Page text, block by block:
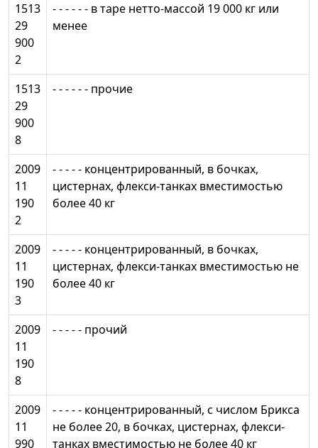
1513
29
900
2
- - - - - - в таре нетто-массой 19 000 кг или
менее
1513
29
900
8
- - - - - - прочие
2009
11
190
2
- - - - - концентрированный, в бочках,
цистернах, флекси-танках вместимостью
более 40 кг
2009
11
190
3
- - - - - концентрированный, в бочках,
цистернах, флекси-танках вместимостью не
более 40 кг
2009
11
190
8
- - - - - прочий
2009
11
990
- - - - - концентрированный, с числом Брикса
не более 20, в бочках, цистернах, флекси-
танках вместимостью не более 40 кг